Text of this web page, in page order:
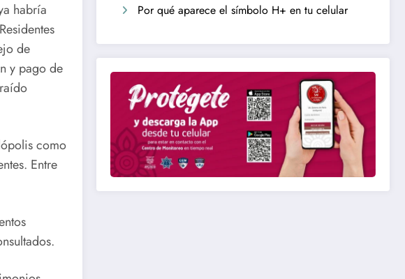
habría
de
y pago de
como
Entre
Por qué aparece el símbolo H+ en tu celular